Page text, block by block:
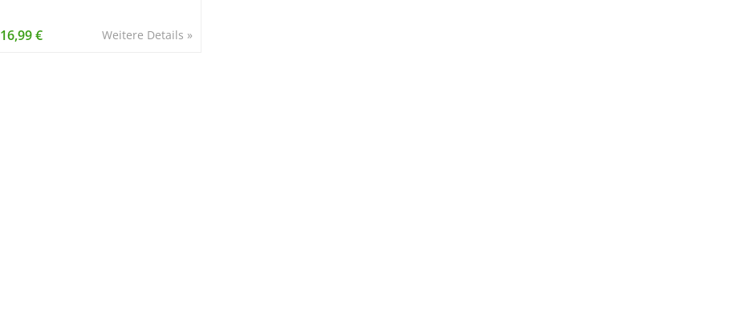
Weitere Details »
16,99 €